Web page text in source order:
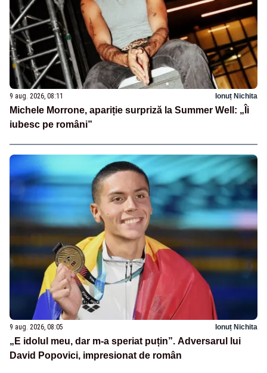
9 aug. 2026, 08:11 Ionuț Nichita
Michele Morrone, apariție surpriză la Summer Well: „Îi
iubesc pe români”
9 aug. 2026, 08:05 Ionuț Nichita
„E idolul meu, dar m-a speriat puțin”. Adversarul lui
David Popovici, impresionat de român